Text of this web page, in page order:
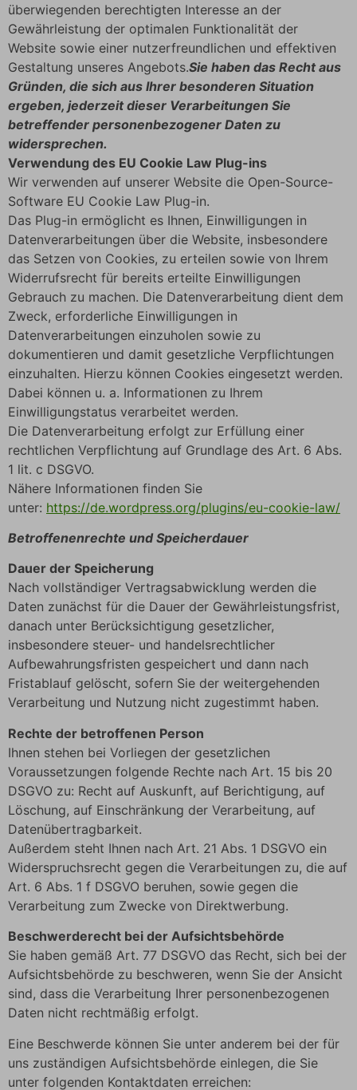
überwiegenden berechtigten Interesse an der
Gewährleistung der optimalen Funktionalität der
Website sowie einer nutzerfreundlichen und effektiven
Gestaltung unseres Angebots.Sie haben das Recht aus
Gründen, die sich aus Ihrer besonderen Situation
ergeben, jederzeit dieser Verarbeitungen Sie
betreffender personenbezogener Daten zu
widersprechen.
Verwendung des EU Cookie Law Plug-ins
Wir verwenden auf unserer Website die Open-Source-
Software EU Cookie Law Plug-in.
Das Plug-in ermöglicht es Ihnen, Einwilligungen in
Datenverarbeitungen über die Website, insbesondere
das Setzen von Cookies, zu erteilen sowie von Ihrem
Widerrufsrecht für bereits erteilte Einwilligungen
Gebrauch zu machen. Die Datenverarbeitung dient dem
Zweck, erforderliche Einwilligungen in
Datenverarbeitungen einzuholen sowie zu
dokumentieren und damit gesetzliche Verpflichtungen
einzuhalten. Hierzu können Cookies eingesetzt werden.
Dabei können u. a. Informationen zu Ihrem
Einwilligungstatus verarbeitet werden.
Die Datenverarbeitung erfolgt zur Erfüllung einer
rechtlichen Verpflichtung auf Grundlage des Art. 6 Abs.
1 lit. c DSGVO.
Nähere Informationen finden Sie
unter: https://de.wordpress.org/plugins/eu-cookie-law/
Betroffenenrechte und Speicherdauer
Dauer der Speicherung
Nach vollständiger Vertragsabwicklung werden die
Daten zunächst für die Dauer der Gewährleistungsfrist,
danach unter Berücksichtigung gesetzlicher,
insbesondere steuer- und handelsrechtlicher
Aufbewahrungsfristen gespeichert und dann nach
Fristablauf gelöscht, sofern Sie der weitergehenden
Verarbeitung und Nutzung nicht zugestimmt haben.
Rechte der betroffenen Person
Ihnen stehen bei Vorliegen der gesetzlichen
Voraussetzungen folgende Rechte nach Art. 15 bis 20
DSGVO zu: Recht auf Auskunft, auf Berichtigung, auf
Löschung, auf Einschränkung der Verarbeitung, auf
Datenübertragbarkeit.
Außerdem steht Ihnen nach Art. 21 Abs. 1 DSGVO ein
Widerspruchsrecht gegen die Verarbeitungen zu, die auf
Art. 6 Abs. 1 f DSGVO beruhen, sowie gegen die
Verarbeitung zum Zwecke von Direktwerbung.
Beschwerderecht bei der Aufsichtsbehörde
Sie haben gemäß Art. 77 DSGVO das Recht, sich bei der
Aufsichtsbehörde zu beschweren, wenn Sie der Ansicht
sind, dass die Verarbeitung Ihrer personenbezogenen
Daten nicht rechtmäßig erfolgt.
Eine Beschwerde können Sie unter anderem bei der für
uns zuständigen Aufsichtsbehörde einlegen, die Sie
unter folgenden Kontaktdaten erreichen: